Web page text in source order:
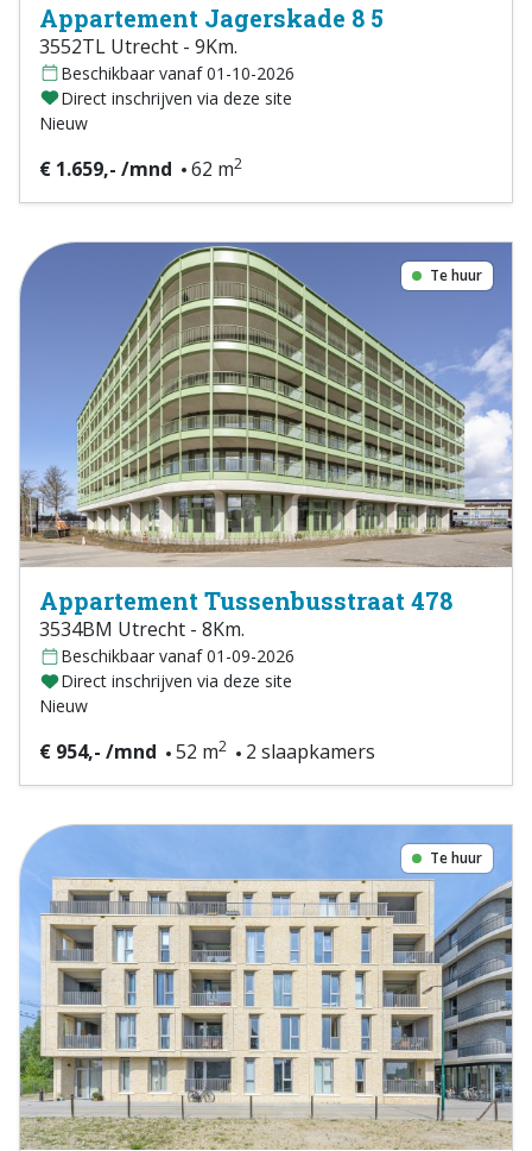
Appartement Jagerskade 8 5
3552TL Utrecht - 9Km.
Beschikbaar vanaf 01-10-2026
Direct inschrijven via deze site
Nieuw
€ 1.659,- /mnd 62 m2
Te huur
Appartement Tussenbusstraat 478
3534BM Utrecht - 8Km.
Beschikbaar vanaf 01-09-2026
Direct inschrijven via deze site
Nieuw
€ 954,- /mnd 52 m2 2 slaapkamers
Te huur